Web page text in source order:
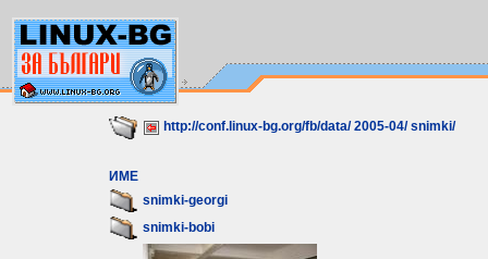
http://conf.linux-bg.org/fb/data/ 2005-04/ snimki/
ИМЕ
snimki-georgi
snimki-bobi